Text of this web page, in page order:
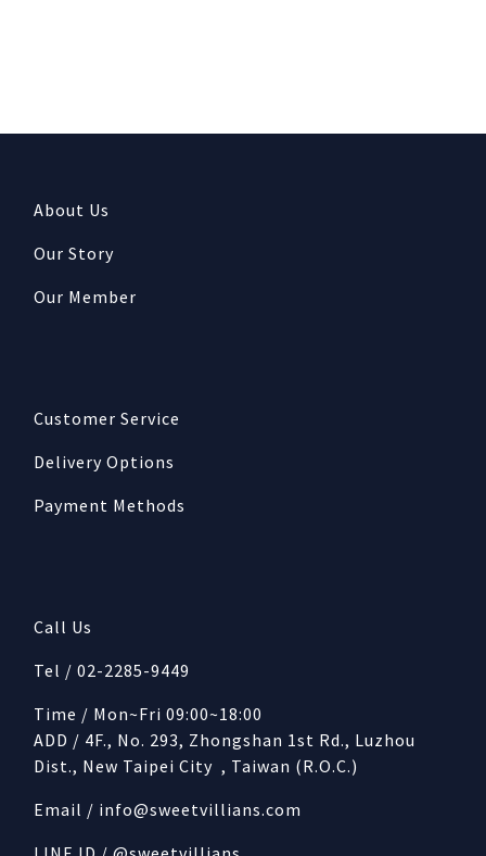
About Us
Our Story
Our Member
Customer Service
Delivery Options
Payment Methods
Call Us
Tel / 02-2285-9449
Time / Mon~Fri 09:00~18:00
ADD / 4F., No. 293, Zhongshan 1st Rd., Luzhou
Dist., New Taipei City , Taiwan (R.O.C.)
Email / info@sweetvillians.com